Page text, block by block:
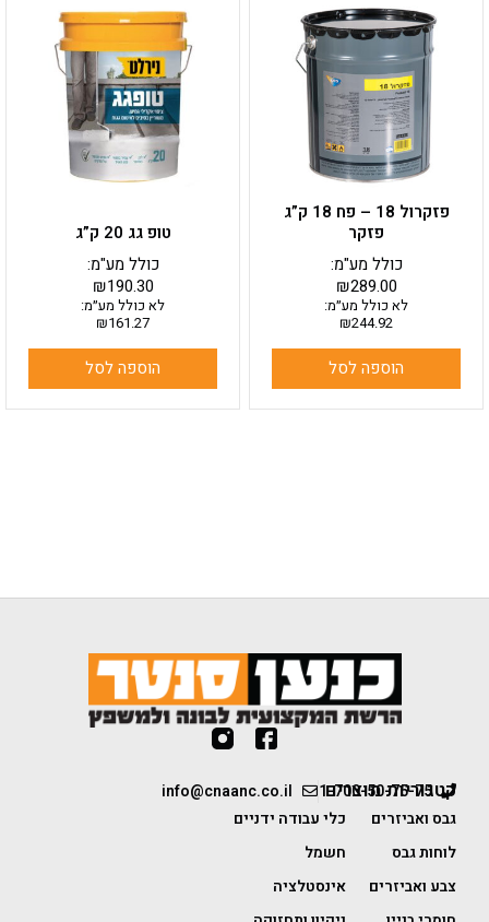
פזקרול 18 – פח 18 ק”ג
פזקר
₪289.00
כולל מע"מ:
לא כולל מע״מ:
₪244.92
הוספה לסל
טופ גג 20 ק”ג
₪190.30
כולל מע"מ:
לא כולל מע״מ:
₪161.27
הוספה לסל
1-700-50-75-75
info@cnaanc.co.il קטגוריות מוצרים
גבס ואביזרים
לוחות גבס
צבע ואביזרים
כלי עבודה ידניים
חשמל
אינסטלציה